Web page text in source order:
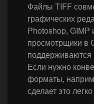
Файлы TIFF
графических
Photoshop, GIMP
просмотрщики
Если нужно
форматы,
сделает это